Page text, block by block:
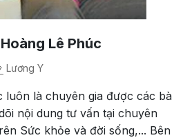
Lê Phúc
Lương Y
luôn là chuyên gia được các bà
nội dung tư vấn tại chuyên
Sức khỏe và đời sống,... Bên